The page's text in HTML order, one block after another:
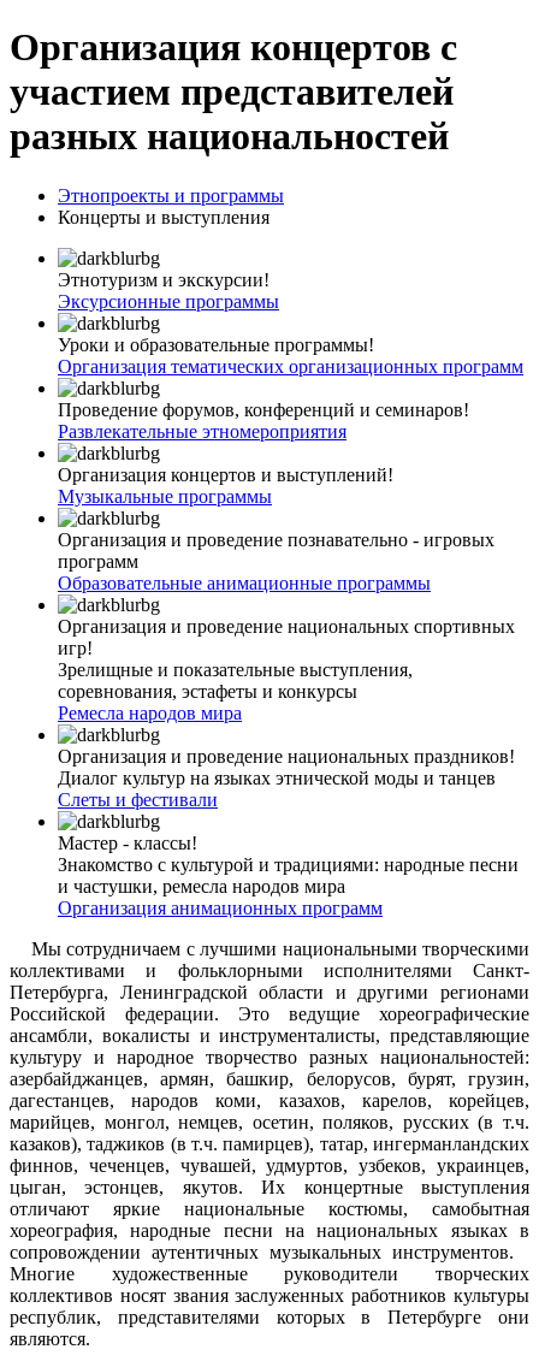
Организация концертов с
участием представителей
разных национальностей
Этнопроекты и программы
Концерты и выступления
Этнотуризм и экскурсии!
Эксурсионные программы
Уроки и образовательные программы!
Организация тематических организационных программ
Проведение форумов, конференций и семинаров!
Развлекательные этномероприятия
Организация концертов и выступлений!
Музыкальные программы
Организация и проведение познавательно - игровых
программ
Образовательные анимационные программы
Организация и проведение национальных спортивных
игр!
Зрелищные и показательные выступления,
соревнования, эстафеты и конкурсы
Ремесла народов мира
Организация и проведение национальных праздников!
Диалог культур на языках этнической моды и танцев
Слеты и фестивали
Мастер - классы!
Знакомство с культурой и традициями: народные песни
и частушки, ремесла народов мира
Организация анимационных программ
Мы сотрудничаем с лучшими национальными творческими
коллективами и фольклорными исполнителями Санкт-
Петербурга, Ленинградской области и другими регионами
Российской федерации. Это ведущие хореографические
ансамбли, вокалисты и инструменталисты, представляющие
культуру и народное творчество разных национальностей:
азербайджанцев, армян, башкир, белорусов, бурят, грузин,
дагестанцев, народов коми, казахов, карелов, корейцев,
марийцев, монгол, немцев, осетин, поляков, русских (в т.ч.
казаков), таджиков (в т.ч. памирцев), татар, ингерманландских
финнов, чеченцев, чувашей, удмуртов, узбеков, украинцев,
цыган, эстонцев, якутов. Их концертные выступления
отличают яркие национальные костюмы, самобытная
хореография, народные песни на национальных языках в
сопровождении аутентичных музыкальных инструментов.
Многие художественные руководители творческих
коллективов носят звания заслуженных работников культуры
республик, представителями которых в Петербурге они
являются.